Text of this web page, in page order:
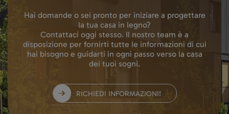
Hai domande o sei pronto per iniziare a progettare
la tua casa in legno?
Contattaci oggi stesso. Il nostro team è a
disposizione per fornirti tutte le informazioni di cui
hai bisogno e guidarti in ogni passo verso la casa
dei tuoi sogni.
RICHIEDI INFORMAZIONI!